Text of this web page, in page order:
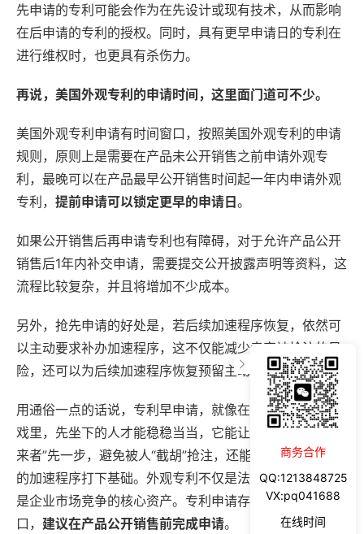
先申请的专利可能会作为在先设计或现有技术，从而影响
在后申请的专利的授权。同时，具有更早申请日的专利在
进行维权时，也更具有杀伤力。
再说，美国外观专利的申请时间，这里面门道可不少。
美国外观专利申请有时间窗口，按照美国外观专利的申请
规则，原则上是需要在产品未公开销售之前申请外观专
利，最晚可以在产品最早公开销售时间起一年内申请外观
专利， 提前申请可以锁定更早的申请日。
如果公开销售后再申请专利也有障碍，对于允许产品公开
销售后1年内补交申请，需要提交公开披露声明等资料，这
流程比较复杂，并且将增加不少成本。
另外，抢先申请的好处是，若后续加速程序恢复，依然可
以主动要求补办加速程序，这不仅能减少卖家被抢注的风
险，还可以为后续加速程序恢复预留主动权。
用通俗一点的话说，专利早申请，就像在一场“抢座位”游
戏里，先坐下的人才能稳稳当当，它能让你比后面那些“后
来者”先一步，避免被人“截胡”抢注，还能为之后可能恢复
的加速程序打下基础。外观专利不仅是法律保护工具，更
是企业市场竞争的核心资产。专利申请存在黄金时间窗
口， 建议在产品公开销售前完成申请。
商务合作
QQ:1213848725
VX:pq041688
在线时间